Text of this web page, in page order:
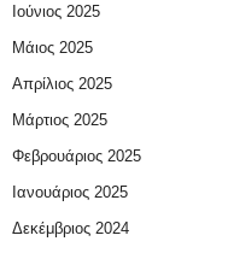
Ιούνιος 2025
Μάιος 2025
Απρίλιος 2025
Μάρτιος 2025
Φεβρουάριος 2025
Ιανουάριος 2025
Δεκέμβριος 2024